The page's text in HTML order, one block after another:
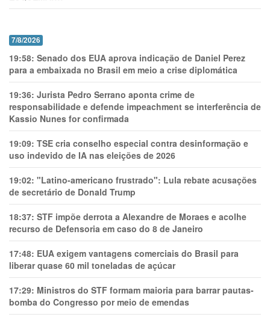
7/8/2026
19:58: Senado dos EUA aprova indicação de Daniel Perez
para a embaixada no Brasil em meio a crise diplomática
19:36: Jurista Pedro Serrano aponta crime de
responsabilidade e defende impeachment se interferência de
Kassio Nunes for confirmada
19:09: TSE cria conselho especial contra desinformação e
uso indevido de IA nas eleições de 2026
19:02: "Latino-americano frustrado": Lula rebate acusações
de secretário de Donald Trump
18:37: STF impõe derrota a Alexandre de Moraes e acolhe
recurso de Defensoria em caso do 8 de Janeiro
17:48: EUA exigem vantagens comerciais do Brasil para
liberar quase 60 mil toneladas de açúcar
17:29: Ministros do STF formam maioria para barrar pautas-
bomba do Congresso por meio de emendas